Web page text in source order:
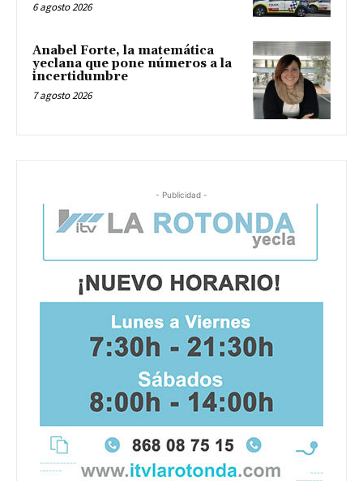
6 agosto 2026
Anabel Forte, la matemática
yeclana que pone números a la
incertidumbre
7 agosto 2026
- Publicidad -